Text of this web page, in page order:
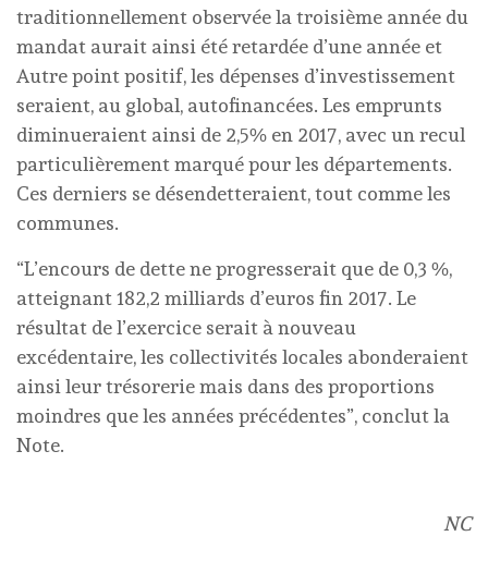
traditionnellement observée la troisième année du
mandat aurait ainsi été retardée d’une année et
Autre point positif, les dépenses d’investissement
seraient, au global, autofinancées. Les emprunts
diminueraient ainsi de 2,5% en 2017, avec un recul
particulièrement marqué pour les départements.
Ces derniers se désendetteraient, tout comme les
communes.
“L’encours de dette ne progresserait que de 0,3 %,
atteignant 182,2 milliards d’euros fin 2017. Le
résultat de l’exercice serait à nouveau
excédentaire, les collectivités locales abonderaient
ainsi leur trésorerie mais dans des proportions
moindres que les années précédentes”, conclut la
Note.
NC